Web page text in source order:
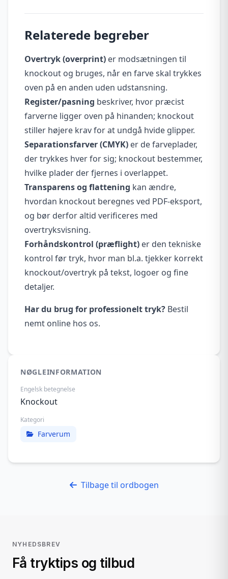
Relaterede begreber
Overtryk (overprint) er modsætningen til
knockout og bruges, når en farve skal trykkes
oven på en anden uden udstansning.
Register/pasning beskriver, hvor præcist
farverne ligger oven på hinanden; knockout
stiller højere krav for at undgå hvide glipper.
Separationsfarver (CMYK) er de farveplader,
der trykkes hver for sig; knockout bestemmer,
hvilke plader der fjernes i overlappet.
Transparens og flattening kan ændre,
hvordan knockout beregnes ved PDF-eksport,
og bør derfor altid verificeres med
overtryksvisning.
Forhåndskontrol (præflight) er den tekniske
kontrol før tryk, hvor man bl.a. tjekker korrekt
knockout/overtryk på tekst, logoer og fine
detaljer.
Har du brug for professionelt tryk? Bestil
nemt online hos os.
NØGLEINFORMATION
Engelsk betegnelse
Knockout
Kategori
Farverum
Tilbage til ordbogen
NYHEDSBREV
Få tryktips og tilbud